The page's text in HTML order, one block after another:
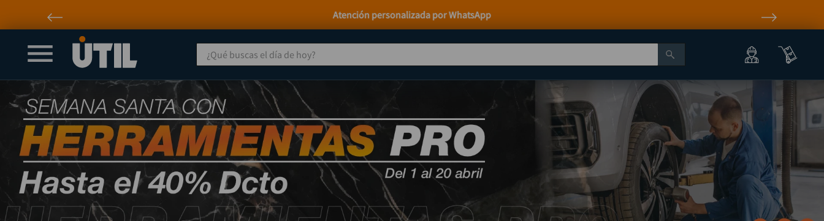
Atención personalizada por WhatsApp
¿Qué buscas el día de hoy?
TÉRMINOS MÁS BUSCADOS
1
2. taladros pulidoras
. compresor
llave
sierra circular
ruteadora